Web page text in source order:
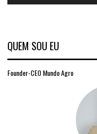
QUEM SOU EU
Founder-CEO Mundo Agro